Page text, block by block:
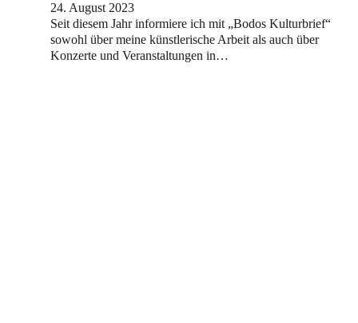
24. August 2023
Seit diesem Jahr informiere ich mit „Bodos Kulturbrief“
sowohl über meine künstlerische Arbeit als auch über
Konzerte und Veranstaltungen in…